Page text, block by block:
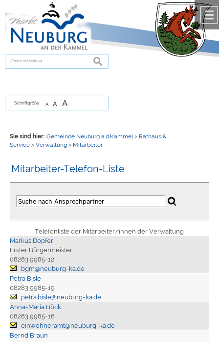
zur Navigationoder
springen.
suchen
Schriftgröße A A A
Sie sind hier: Gemeinde Neuburg a.d.Kammel > Rathaus &
Service> Verwaltung> Mitarbeiter
Mitarbeiter-Telefon-Liste
Telefonliste der Mitarbeiter/innen der Verwaltung
Markus Dopfer
Erster Bürgermeister
08283 9985-12
bgm@neuburg-ka.de
Petra Bisle
08283 9985-19
petra.bisle@neuburg-ka.de
Anna-Maria Böck
08283 9985-16
einwohneramt@neuburg-ka.de
Bernd Braun